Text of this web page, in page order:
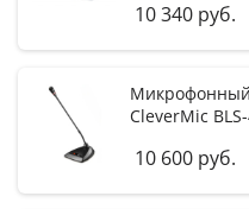
10 340 руб.
Микрофонный
CleverMic
10 600 руб.